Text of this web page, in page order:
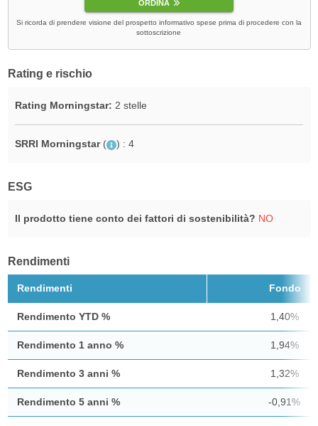
ORDINA
Si ricorda di prendere visione del prospetto informativo spese prima di procedere con la
sottoscrizione
Rating e rischio
Rating Morningstar: 2 stelle
SRRI Morningstar ( ) : 4
ESG
Il prodotto tiene conto dei fattori di sostenibilità? NO
Rendimenti
Rendimenti Fondo
Rendimento YTD % 1,40%
Rendimento 1 anno % 1,94%
Rendimento 3 anni % 1,32%
Rendimento 5 anni % -0,91%